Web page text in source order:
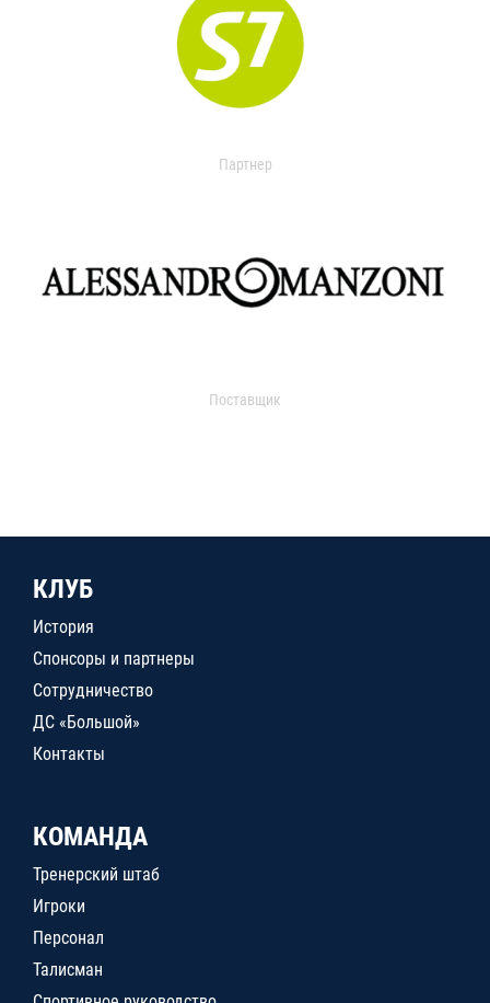
Партнер
Поставщик
КЛУБ
История
Спонсоры и партнеры
Сотрудничество
ДС «Большой»
Контакты
КОМАНДА
Тренерский штаб
Игроки
Персонал
Талисман